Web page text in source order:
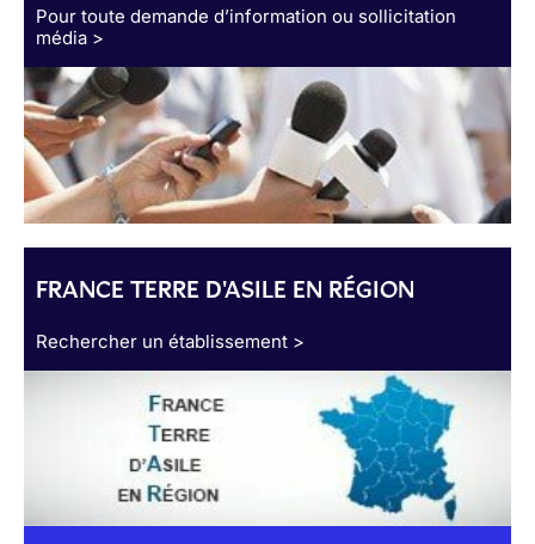
Pour toute demande d’information ou sollicitation
média >
FRANCE TERRE D'ASILE EN RÉGION
Rechercher un établissement >